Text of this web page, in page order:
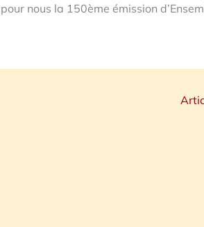
nous la 150ème émission